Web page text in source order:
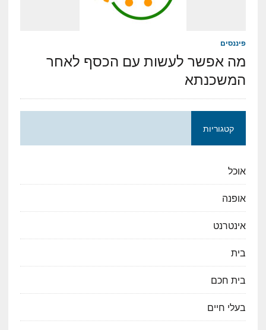
פיננסים
מה אפשר לעשות עם הכסף לאחר
המשכנתא
קטגוריות
אוכל
אופנה
אינטרנט
בית
בית חכם
בעלי חיים